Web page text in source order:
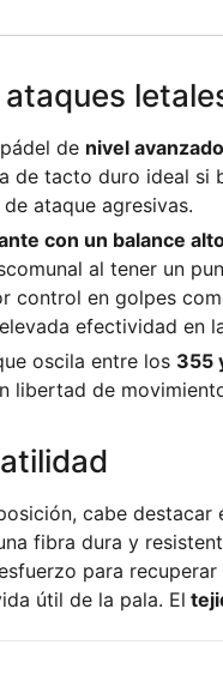
de nivel
de tacto duro ideal si
ataque agresivas.
con un balance
al tener un
control en golpes
efectividad en
oscila entre los 355
libertad de
cabe destacar
fibra dura y
para
útil de la pala. El